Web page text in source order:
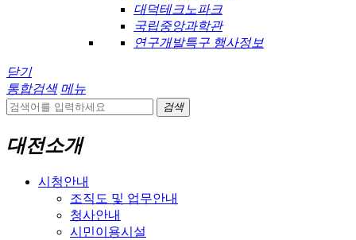
대덕테크노파크
국립중앙과학관
연구개발특구 행사정보
닫기
통합검색 메뉴
검색
대전소개
시청안내
조직도 및 업무안내
청사안내
시민이용시설